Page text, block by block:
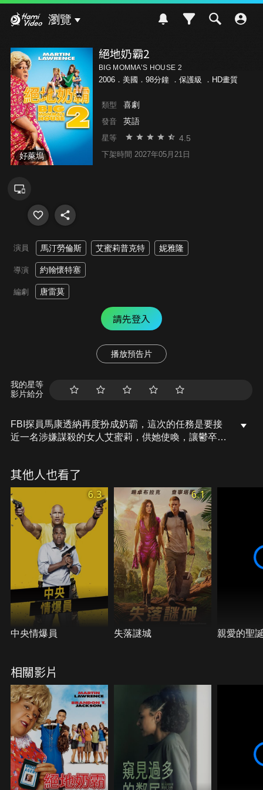
瀏覽
好萊塢
絕地奶霸2
BIG MOMMA’S HOUSE 2
2006．美國．98分鐘 ． 保護級 ．HD畫質
類型 喜劇
發音 英語
星等 4.5
下架時間 2027年05月21日
演員 馬汀勞倫斯 艾蜜莉普克特 妮雅隆
導演 約翰懷特塞
編劇 唐雷莫
請先登入
播放預告片
我的星等
影片給分
FBI探員馬康透納再度扮成奶霸，這次的任務是要接
近一名涉嫌謀殺的女人艾蜜莉，供她使喚，讓鬱卒的
其他人也看了
6.3
中央情爆員
6.1
失落謎城 親愛的聖
相關影片